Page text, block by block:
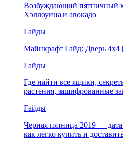
Возбуждающий пятничный
Хэллоуина и авокадо
Гайды
Майнкрафт Гайд: Дверь
Гайды
Где найти все ящики,
растения, зашифрованные
Гайды
Черная пятница 2019 —
как легко купить и